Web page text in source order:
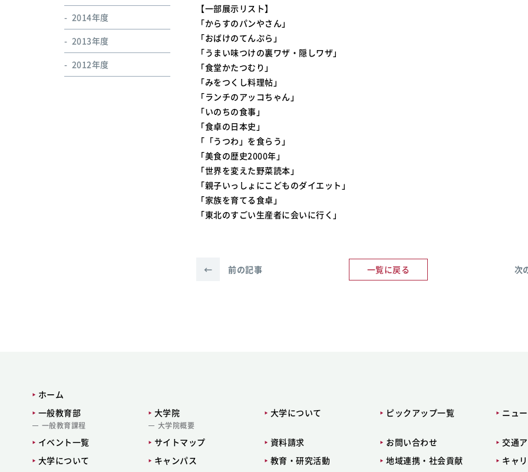
【一部展示リスト】
「からすのパンやさん」
「おばけのてんぷら」
「うまい味つけの裏ワザ・隠しワザ」
「食堂かたつむり」
「みをつくし料理帖」
「ランチのアッコちゃん」
「いのちの食事」
「食卓の日本史」
「「うつわ」を食らう」
「美食の歴史2000年」
「世界を変えた野菜読本」
「親子いっしょにこどものダイエット」
「家族を育てる食卓」
「東北のすごい生産者に会いに行く」
← 前の記事 一覧に戻る 次
2014年度
2013年度
2012年度
ホーム
一般教育部
一般教育課程
大学院
大学院概要
大学について ピックアップ一覧 ニュ
イベント一覧 サイトマップ 資料請求 お問い合わせ
交通
大学について
キャンパス 教育・研究活動 地域連携・社会貢献
キャ